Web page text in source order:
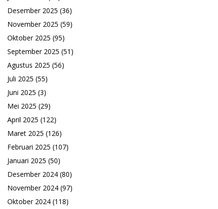
Desember 2025 (36)
November 2025 (59)
Oktober 2025 (95)
September 2025 (51)
Agustus 2025 (56)
Juli 2025 (55)
Juni 2025 (3)
Mei 2025 (29)
April 2025 (122)
Maret 2025 (126)
Februari 2025 (107)
Januari 2025 (50)
Desember 2024 (80)
November 2024 (97)
Oktober 2024 (118)